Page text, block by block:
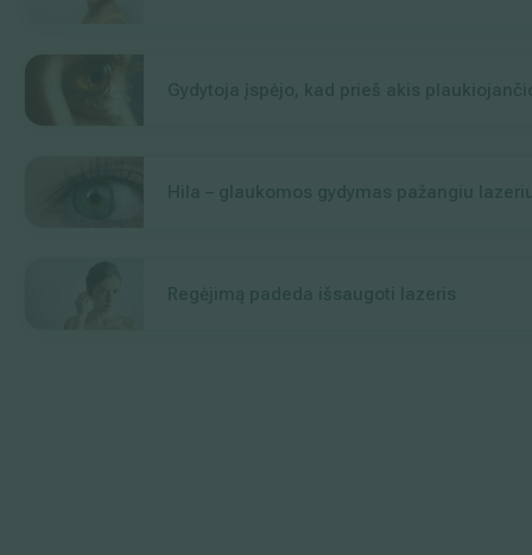
Gydytoja įspėjo, kad prieš akis
Hila – glaukomos gydymas pažangiu
Regėjimą padeda išsaugoti lazeris